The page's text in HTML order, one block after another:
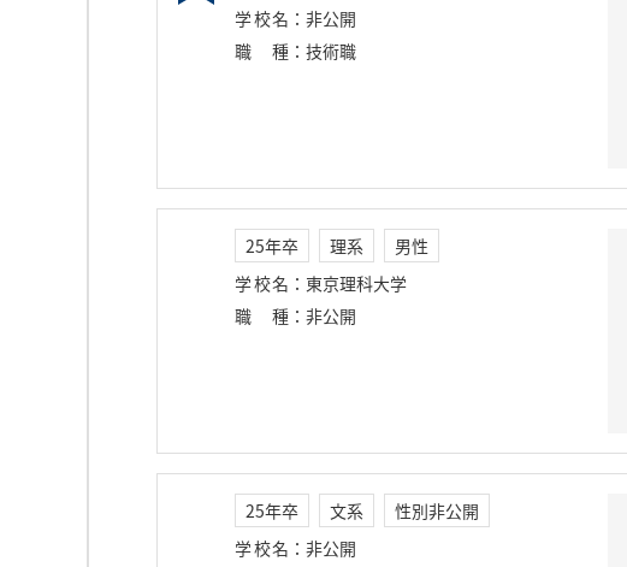
学校名 ： 非公開
職種 ： 技術職
25年卒 理系
男性
学校名 ： 東京理科大学
職種 ： 非公開
25年卒 文系
性別非公開
学校名 ： 非公開